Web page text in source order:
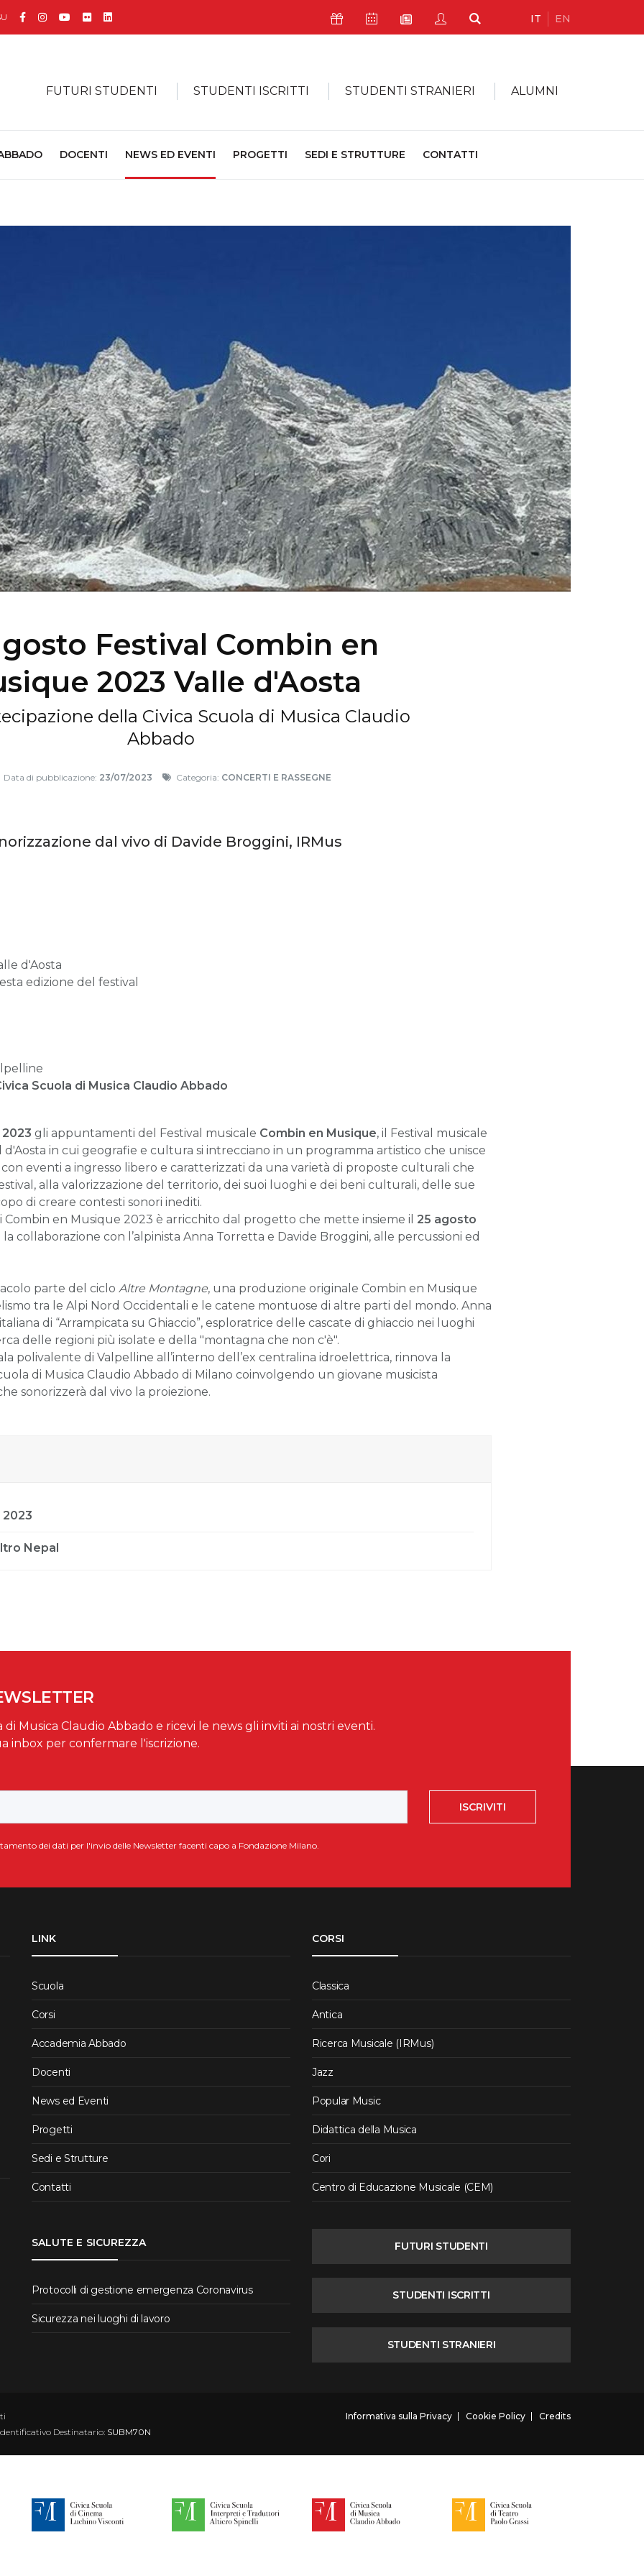
Facebook
Instagram
YouTube
FlickrLinkedin Icona SostieniciIcona Calendario Eventi
Icona Newsletter
Icona My Civica
Icona Cerca
IT EN
FUTURI STUDENTI STUDENTI ISCRITTI STUDENTI STRANIERI ALUMNI
DOCENTI NEWS ED EVENTI PROGETTI SEDI E STRUTTURE CONTATTI
Festival Combin en
2023 Valle d'Aosta
della Civica Scuola di Musica Claudio
Abbado
Data di pubblicazione: 23/07/2023 Categoria: CONCERTI E RASSEGNE
dal vivo di Davide Broggini, IRMus
d'Aosta
edizione del festival
Scuola di Musica Claudio Abbado
gli appuntamenti del Festival musicale Combin en Musique, il Festival musicale
d'Aosta in cui geografie e cultura si intrecciano in un programma artistico che unisce
eventi a ingresso libero e caratterizzati da una varietà di proposte culturali che
alla valorizzazione del territorio, dei suoi luoghi e dei beni culturali, delle sue
di creare contesti sonori inediti.
en Musique 2023 è arricchito dal progetto che mette insieme il 25 agosto
collaborazione con l’alpinista Anna Torretta e Davide Broggini, alle percussioni ed
parte del ciclo Altre Montagne, una produzione originale Combin en Musique
tra le Alpi Nord Occidentali e le catene montuose di altre parti del mondo. Anna
di “Arrampicata su Ghiaccio”, esploratrice delle cascate di ghiaccio nei luoghi
delle regioni più isolate e della "montagna che non c'è".
polivalente di Valpelline all’interno dell’ex centralina idroelettrica, rinnova la
di Musica Claudio Abbado di Milano coinvolgendo un giovane musicista
sonorizzerà dal vivo la proiezione.
Nepal
Musica Claudio Abbado e ricevi le news gli inviti ai nostri eventi.
inbox per confermare l'iscrizione.
ISCRIVITI
dei dati per l'invio delle Newsletter facenti capo a Fondazione Milano.
LINK
Scuola
Corsi
Accademia Abbado
Docenti
News ed Eventi
Progetti
Sedi e Strutture
Contatti
SALUTE E SICUREZZA
Protocolli di gestione emergenza Coronavirus
Sicurezza nei luoghi di lavoro
CORSI
Classica
Antica
Ricerca Musicale (IRMus)
Jazz
Popular Music
Didattica della Musica
Cori
Centro di Educazione Musicale (CEM)
FUTURI STUDENTI
STUDENTI ISCRITTI
STUDENTI STRANIERI
Identificativo Destinatario: SUBM70N
Informativa sulla Privacy Cookie Policy Credits